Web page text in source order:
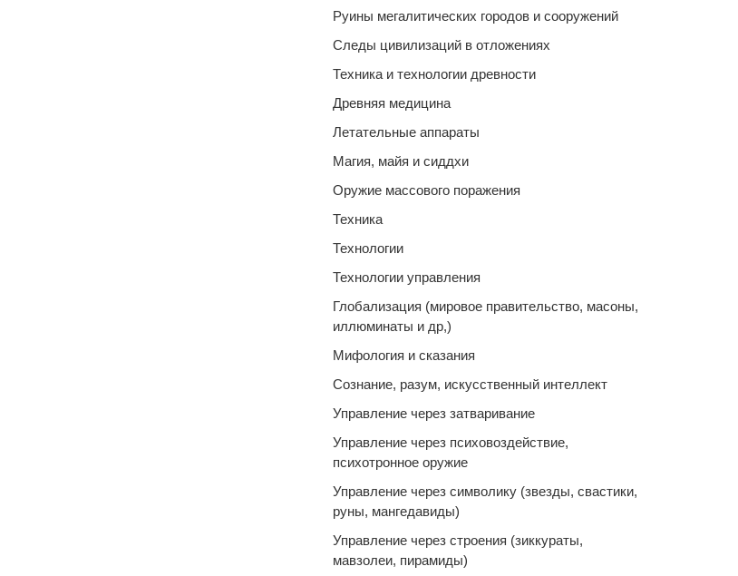
Руины мегалитических городов и сооружений
Следы цивилизаций в отложениях
Техника и технологии древности
Древняя медицина
Летательные аппараты
Магия, майя и сиддхи
Оружие массового поражения
Техника
Технологии
Технологии управления
Глобализация (мировое правительство, масоны,
иллюминаты и др,)
Мифология и сказания
Сознание, разум, искусственный интеллект
Управление через затваривание
Управление через психовоздействие,
психотронное оружие
Управление через символику (звезды, свастики,
руны, мангедавиды)
Управление через строения (зиккураты,
мавзолеи, пирамиды)